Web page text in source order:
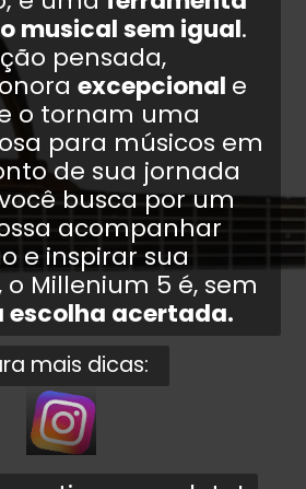
musical sem igual.
pensada,
excepcional e
o tornam uma
para músicos em
de sua jornada
busca por um
acompanhar
e inspirar sua
Millenium 5 é, sem
escolha acertada.
mais dicas: